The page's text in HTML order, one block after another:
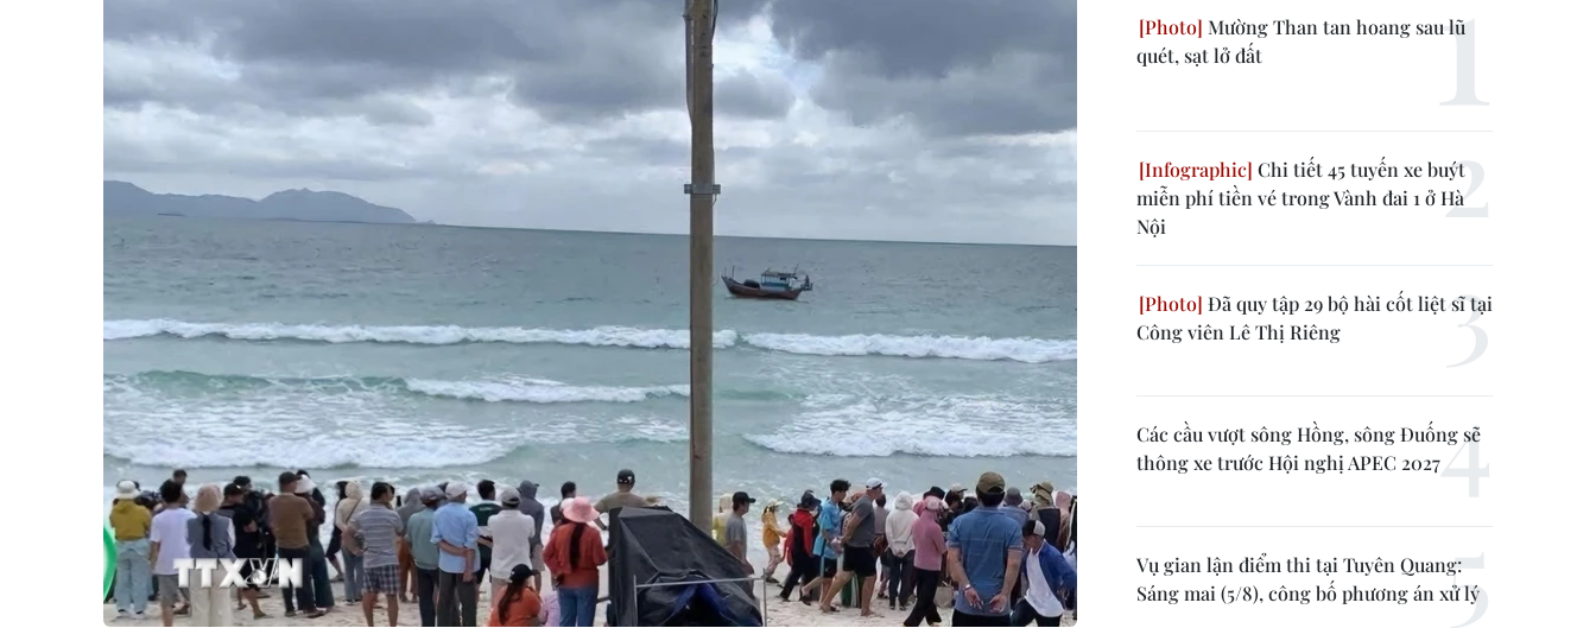
Mường Than tan hoang sau lũ
quét, sạt lở đất
Chi tiết 45 tuyến xe buýt
miễn phí tiền vé trong Vành đai 1 ở Hà
Nội
Đã quy tập 29 bộ hài cốt liệt sĩ tại
Công viên Lê Thị Riêng
Các cầu vượt sông Hồng, sông Đuống sẽ
thông xe trước Hội nghị APEC 2027
Vụ gian lận điểm thi tại Tuyên Quang:
Sáng mai (5/8), công bố phương án xử lý